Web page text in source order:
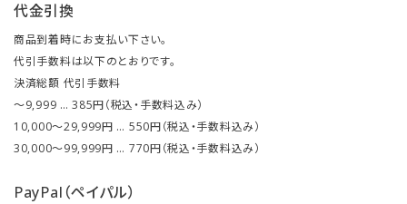
代金引換
商品到着時にお支払い下さい。
代引手数料は以下のとおりです。
決済総額 代引手数料
～9,999 … 385円（税込・手数料込み）
10,000～29,999円 … 550円（税込・手数料込み）
30,000～99,999円 … 770円（税込・手数料込み）
PayPal（ペイパル）